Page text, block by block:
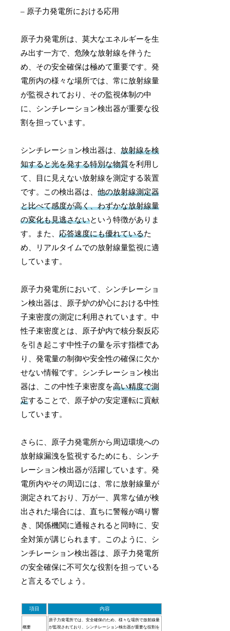
– 原子力発電所における応用
原子力発電所は、莫大なエネルギーを生
み出す一方で、危険な放射線を伴うた
め、その安全確保は極めて重要です。発
電所内の様々な場所では、常に放射線量
が監視されており、その監視体制の中
に、シンチレーション検出器が重要な役
割を担っています。
シンチレーション検出器は、放射線を検
知すると光を発する特別な物質を利用し
て、目に見えない放射線を測定する装置
です。この検出器は、他の放射線測定器
と比べて感度が高く、わずかな放射線量
の変化も見逃さないという特徴がありま
す。また、応答速度にも優れているた
め、リアルタイムでの放射線量監視に適
しています。
原子力発電所において、シンチレーショ
ン検出器は、原子炉の炉心における中性
子束密度の測定に利用されています。中
性子束密度とは、原子炉内で核分裂反応
を引き起こす中性子の量を示す指標であ
り、発電量の制御や安全性の確保に欠か
せない情報です。シンチレーション検出
器は、この中性子束密度を高い精度で測
定することで、原子炉の安定運転に貢献
しています。
さらに、原子力発電所から周辺環境への
放射線漏洩を監視するためにも、シンチ
レーション検出器が活躍しています。発
電所内やその周辺には、常に放射線量が
測定されており、万が一、異常な値が検
出された場合には、直ちに警報が鳴り響
き、関係機関に通報されると同時に、安
全対策が講じられます。このように、シ
ンチレーション検出器は、原子力発電所
の安全確保に不可欠な役割を担っている
と言えるでしょう。
項目 内容
概要
原子力発電所では、安全確保のため、様々な場所で放射線量
が監視されており、シンチレーション検出器が重要な役割を